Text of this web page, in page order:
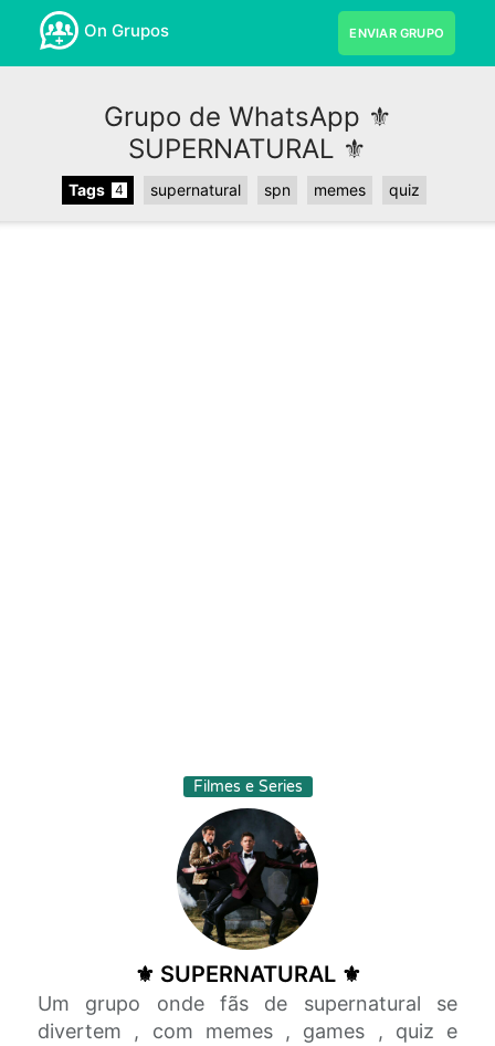
On Grupos ENVIAR GRUPO
Grupo de WhatsApp ⚜️
SUPERNATURAL ⚜️
Tags 4 supernatural spn memes quiz
Filmes e Series
⚜️ SUPERNATURAL ⚜️
Um grupo onde fãs de supernatural se
divertem , com memes , games , quiz e